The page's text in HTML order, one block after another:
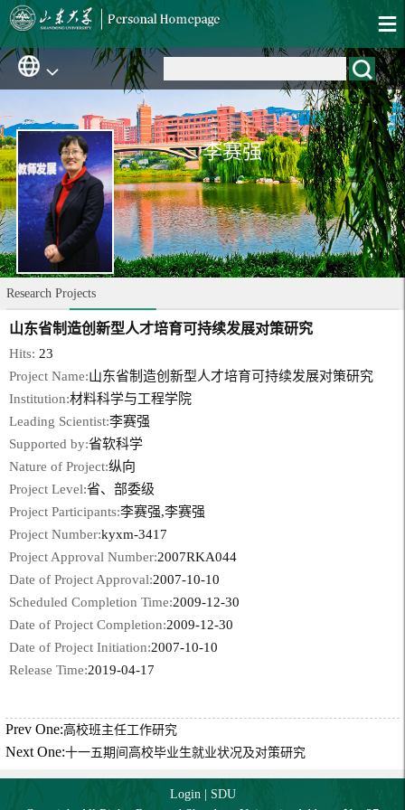
李赛强
Research Projects
山东省制造创新型人才培育可持续发展对策研究
Hits:23
Project Name:山东省制造创新型人才培育可持续发展对策研究
Institution:材料科学与工程学院
Leading Scientist:李赛强
Supported by:省软科学
Nature of Project:纵向
Project Level:省、部委级
Project Participants:李赛强,李赛强
Project Number:kyxm-3417
Project Approval Number:2007RKA044
Date of Project Approval:2007-10-10
Scheduled Completion Time:2009-12-30
Date of Project Completion:2009-12-30
Date of Project Initiation:2007-10-10
Release Time:2019-04-17
Prev One:高校班主任工作研究
Next One:十一五期间高校毕业生就业状况及对策研究
Login| SDU